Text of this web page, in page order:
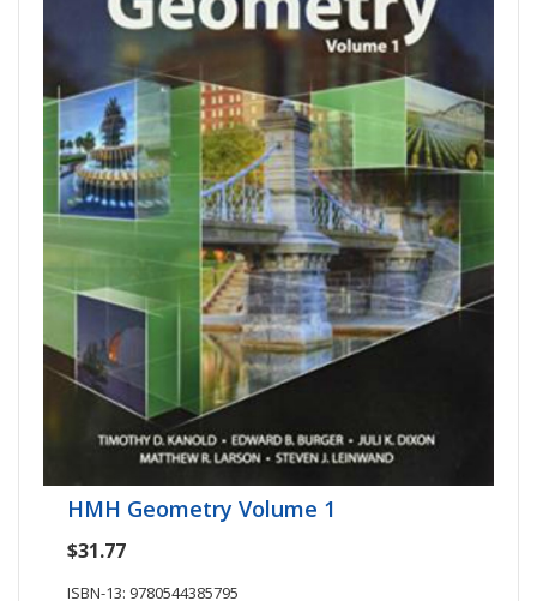
HMH Geometry Volume 1
$31.77
ISBN-13: 9780544385795